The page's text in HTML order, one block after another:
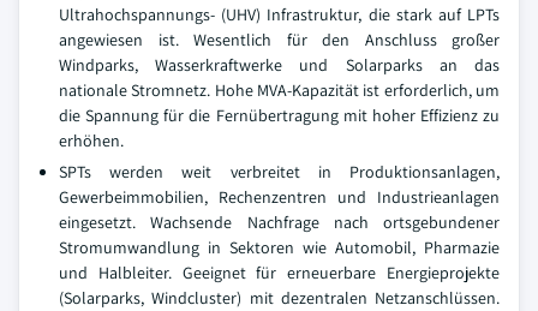
Ultrahochspannungs- (UHV) Infrastruktur, die stark auf LPTs
angewiesen ist. Wesentlich für den Anschluss großer
Windparks, Wasserkraftwerke und Solarparks an das
nationale Stromnetz. Hohe MVA-Kapazität ist erforderlich, um
die Spannung für die Fernübertragung mit hoher Effizienz zu
erhöhen.
SPTs werden weit verbreitet in Produktionsanlagen,
Gewerbeimmobilien, Rechenzentren und Industrieanlagen
eingesetzt. Wachsende Nachfrage nach ortsgebundener
Stromumwandlung in Sektoren wie Automobil, Pharmazie
und Halbleiter. Geeignet für erneuerbare Energieprojekte
(Solarparks, Windcluster) mit dezentralen Netzanschlüssen.